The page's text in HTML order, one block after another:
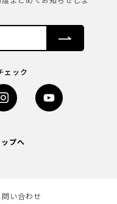
ェック
プへ
問い合わせ